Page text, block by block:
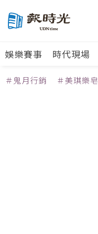
娛樂賽事 時代現場
＃鬼月行銷 ＃美琪樂皂